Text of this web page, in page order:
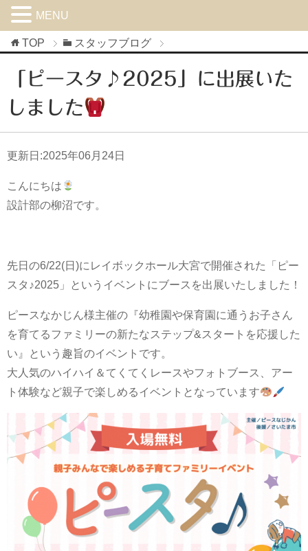
TOP スタッフブログ
「ピースタ♪2025」に出展いた
しました
更新日:2025年06月24日
こんにちは
設計部の柳沼です。
先日の6/22(日)にレイボックホール大宮で開催された「ピー
スタ♪2025」というイベントにブースを出展いたしました！
ピースなかじん様主催の『幼稚園や保育園に通うお子さん
を育てるファミリーの新たなステップ&スタートを応援した
い』という趣旨のイベントです。
大人気のハイハイ＆てくてくレースやフォトブース、アー
ト体験など親子で楽しめるイベントとなっています
MENU